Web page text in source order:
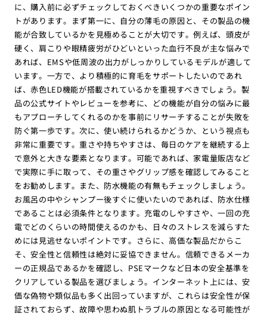
に、購入前に必ずチェックしておくべきいくつかの重要なポイン
トがあります。まず第一に、自分の薄毛の原因と、その製品の機
能が合致しているかを見極めることが大切です。例えば、頭皮が
硬く、肩こりや眼精疲労がひどいといった血行不良が主な悩みで
あれば、EMSや低周波の出力がしっかりしているモデルが適して
います。一方で、より積極的に育毛をサポートしたいのであれ
ば、赤色LED機能が搭載されているかを重視すべきでしょう。製
品の公式サイトやレビューを参考に、どの機能が自分の悩みに最
もアプローチしてくれるのかを事前にリサーチすることが失敗を
防ぐ第一歩です。次に、使い続けられるかどうか、という視点も
非常に重要です。重さや持ちやすさは、毎日のケアを継続する上
で意外と大きな要素となります。可能であれば、家電量販店など
で実際に手に取って、その重さやグリップ感を確認してみること
をお勧めします。また、防水機能の有無もチェックしましょう。
お風呂の中やシャンプー後すぐに使いたいのであれば、防水仕様
であることは必須条件となります。充電のしやすさや、一回の充
電でどのくらいの時間使えるのかも、日々のストレスを減らすた
めには見逃せないポイントです。さらに、高価な製品だからこ
そ、安全性と信頼性は絶対に妥協できません。信頼できるメーカ
ーの正規品であるかを確認し、PSEマークなど日本の安全基準を
クリアしている製品を選びましょう。インターネット上には、安
価な偽物や類似品も多く出回っていますが、これらは安全性が保
証されておらず、故障や思わぬ肌トラブルの原因となる可能性が